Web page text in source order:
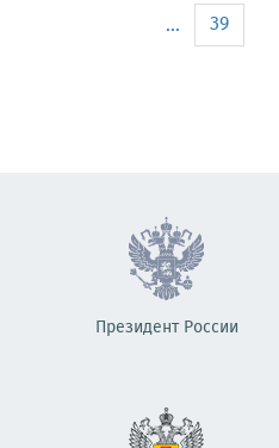
...
39
Президент России